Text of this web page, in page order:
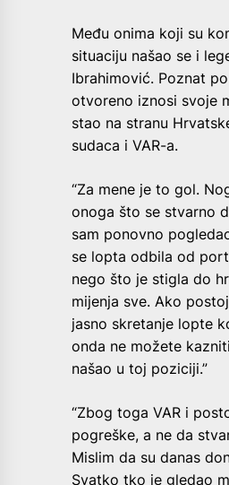
Među onima koji su
situaciju našao se i
Ibrahimović. Poznat
otvoreno iznosi svoje
stao na stranu
sudaca i VAR-a.
“Za mene je to gol.
onoga što se stvarno
sam ponovno
se lopta odbila od
nego što je stigla do
mijenja sve. Ako
jasno skretanje lopte
onda ne možete
našao u toj poziciji.”
“Zbog toga VAR i
pogreške, a ne da
Mislim da su danas
Svatko tko je gledao